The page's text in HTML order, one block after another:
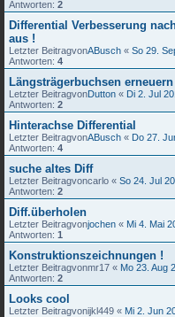
Antworten: 2
Differential Verbesserung
aus !
Letzter BeitragvonABusch « So 29.
Antworten: 4
Längsträgerbuchsen erneuern
Letzter BeitragvonDutton « Di 2. Jul
Antworten: 2
Hinterachse Differential
Letzter BeitragvonABusch « Do 27.
Antworten: 4
suche altes Diff
Letzter Beitragvoncarlo « So 24. Jul
Antworten: 2
Diff.überholen
Letzter Beitragvonjochen « Mi 4. Mai
Antworten: 1
Konstruktionszeichnungen !
Letzter Beitragvonmr17 « Mo 23. Aug
Antworten: 2
Looks cool
Letzter Beitragvonijkl449 « Mi 2. Jun